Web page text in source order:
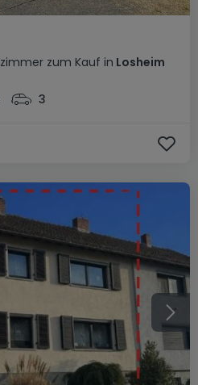
zum Kauf in Losheim
3